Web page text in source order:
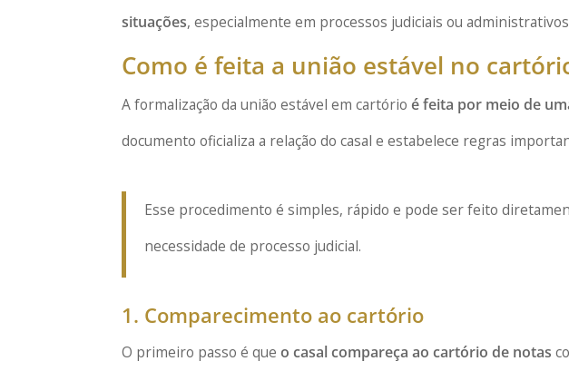
situações, especialmente em processos judiciais ou
Como é feita a união estável no
A formalização da união estável em cartórioé feita por meio de
documento oficializa a relação do casal e estabelece regras
Esse procedimento é simples, rápido e pode ser feito
necessidade de processo judicial.
1. Comparecimento ao cartório
O primeiro passo é queo casal compareça ao cartório de notas